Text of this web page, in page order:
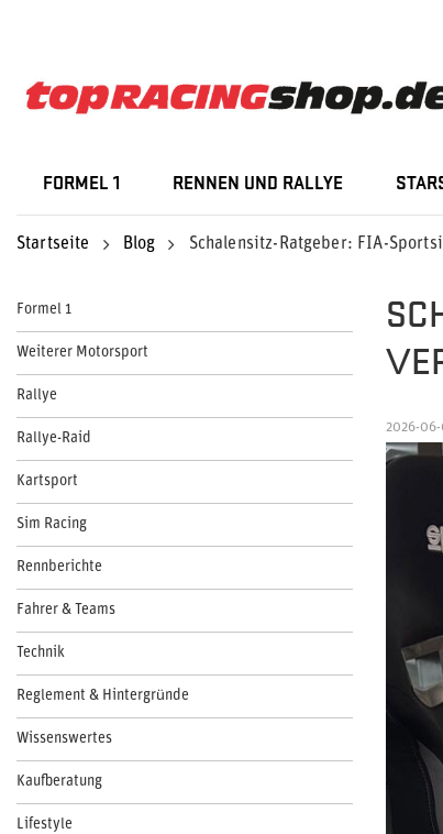
FORMEL 1 RENNEN UND RALLYE
Startseite Blog Schalensitz-Ratgeber: FIA-
Formel 1
Weiterer Motorsport
Rallye
Rallye-Raid
Kartsport
Sim Racing
Rennberichte
Fahrer & Teams
Technik
Reglement & Hintergründe
Wissenswertes
Kaufberatung
Lifestyle
2026-